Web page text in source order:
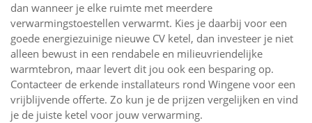
dan wanneer je elke ruimte met meerdere
verwarmingstoestellen verwarmt. Kies je daarbij voor een
goede energiezuinige nieuwe CV ketel, dan investeer je niet
alleen bewust in een rendabele en milieuvriendelijke
warmtebron, maar levert dit jou ook een besparing op.
Contacteer de erkende installateurs rond Wingene voor een
vrijblijvende offerte. Zo kun je de prijzen vergelijken en vind
je de juiste ketel voor jouw verwarming.